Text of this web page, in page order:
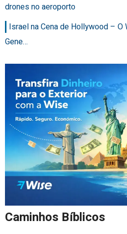
drones no aeroporto
Israel na Cena de Hollywood –
Gene…
Caminhos Bíblicos